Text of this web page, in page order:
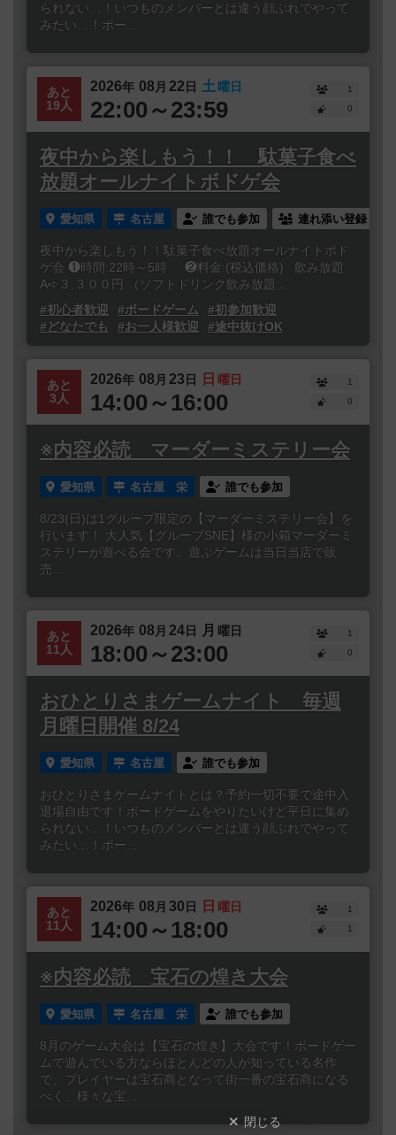
られない…！いつものメンバーとは違う顔ぶれでやって
みたい…！ボー...
あと
19人
2026年 08 月 22日 土曜日
22:00～23:59
1
0
夜中から楽しもう！！ 駄菓子食べ
放題オールナイトボドゲ会
愛知県 名古屋 誰でも参加 連れ添い登録
夜中から楽しもう！！駄菓子食べ放題オールナイトボド
ゲ会 ❶時間:22時～5時 ❷料金:(税込価格) 飲み放題
A➪３,３００円 （ソフトドリンク飲み放題...
#初心者歓迎
#ボードゲーム
#初参加歓迎
#どなたでも
#お一人様歓迎 #途中抜けOK
あと
3人
2026年 08 月 23日 日 曜日
14:00～16:00
1
0
※内容必読 マーダーミステリー会
愛知県 名古屋 栄 誰でも参加
8/23(日)は1グループ限定の【マーダーミステリー会】を
行います！ 大人気【グループSNE】様の小箱マーダーミ
ステリーが遊べる会です。遊ぶゲームは当日当店で販
売...
あと
11人
2026年 08 月 24日 月 曜日
18:00～23:00
1
0
おひとりさまゲームナイト 毎週
月曜日開催 8/24
愛知県 名古屋 誰でも参加
おひとりさまゲームナイトとは？予約一切不要で途中入
退場自由です！ボードゲームをやりたいけど平日に集め
られない…！いつものメンバーとは違う顔ぶれでやって
みたい…！ボー...
あと
11人
2026年 08 月 30日 日 曜日
14:00～18:00
1
1
※内容必読 宝石の煌き大会
愛知県 名古屋 栄 誰でも参加
8月のゲーム大会は【宝石の煌き】大会です！ボードゲー
ムで遊んでいる方ならほとんどの人が知っている名作
で、プレイヤーは宝石商となって街一番の宝石商になる
べく、様々な宝...
閉じる